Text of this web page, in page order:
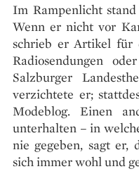
Im Rampenlicht
Wenn er nicht vor
schrieb er Artikel für
Radiosendungen
Salzburger
verzichtete er;
Modeblog. Einen
unterhalten – in
nie gegeben, sagt
sich immer wohl und